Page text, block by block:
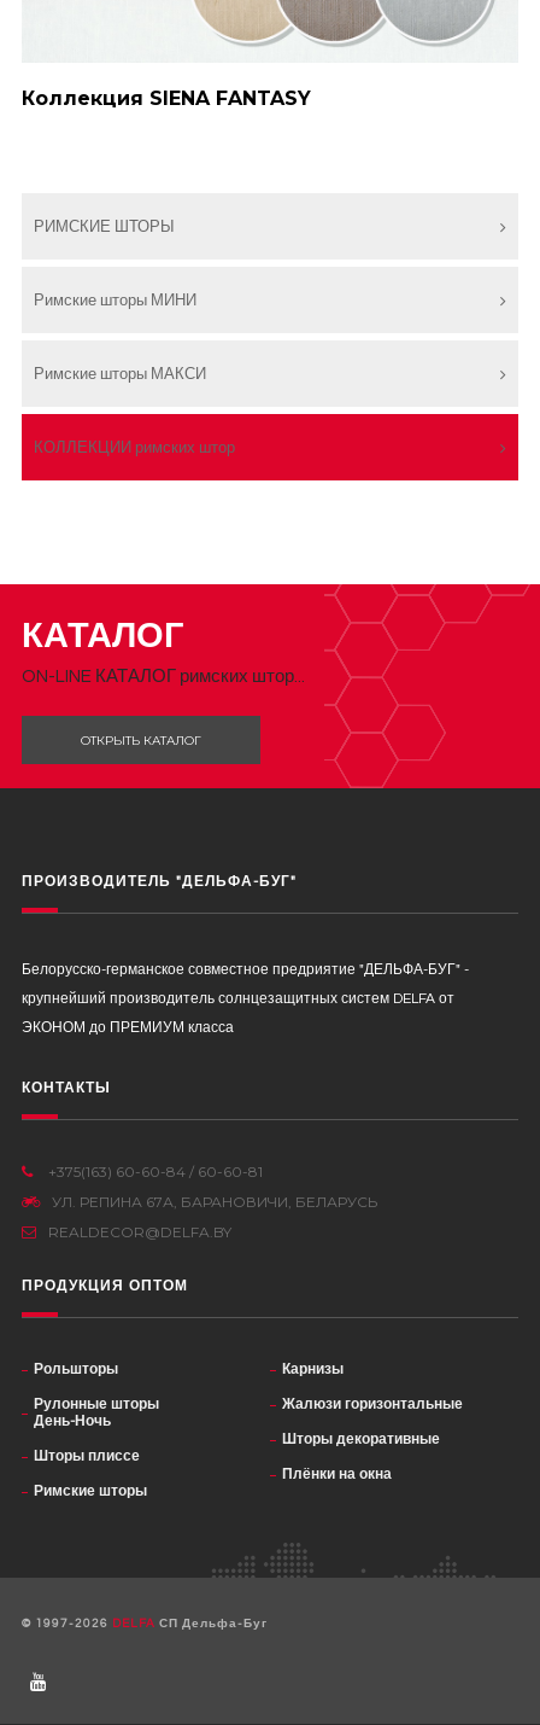
Коллекция SIENA FANTASY
РИМСКИЕ ШТОРЫ
Римские шторы МИНИ
Римские шторы МАКСИ
КОЛЛЕКЦИИ римских штор
КАТАЛОГ
ON-LINE КАТАЛОГ римских штор...
ОТКРЫТЬ КАТАЛОГ
ПРОИЗВОДИТЕЛЬ "ДЕЛЬФА-БУГ"
Белорусско-германское совместное предриятие "ДЕЛЬФА-БУГ" -
крупнейший производитель солнцезащитных систем DELFA от
ЭКОНОМ до ПРЕМИУМ класса
КОНТАКТЫ
+375(163) 60-60-84 / 60-60-81
УЛ. РЕПИНА 67А, БАРАНОВИЧИ, БЕЛАРУСЬ
REALDECOR@DELFA.BY
ПРОДУКЦИЯ ОПТОМ
Рольшторы
Рулонные шторы
День-Ночь
Шторы плиссе
Римские шторы
Карнизы
Жалюзи горизонтальные
Шторы декоративные
Плёнки на окна
© 1997-2026 DELFA СП Дельфа-Буг